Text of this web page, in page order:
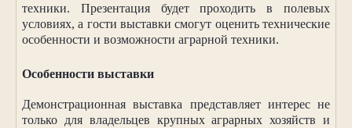
техники. Презентация будет проходить в полевых
условиях, а гости выставки смогут оценить технические
особенности и возможности аграрной техники.
Особенности выставки
Демонстрационная выставка представляет интерес не
только для владельцев крупных аграрных хозяйств и